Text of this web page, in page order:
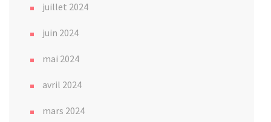
juillet 2024
juin 2024
mai 2024
avril 2024
mars 2024